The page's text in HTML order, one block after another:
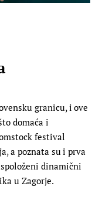
granicu, i ove
domaća i
festival
a poznata su i prva
dinamični
u Zagorje.